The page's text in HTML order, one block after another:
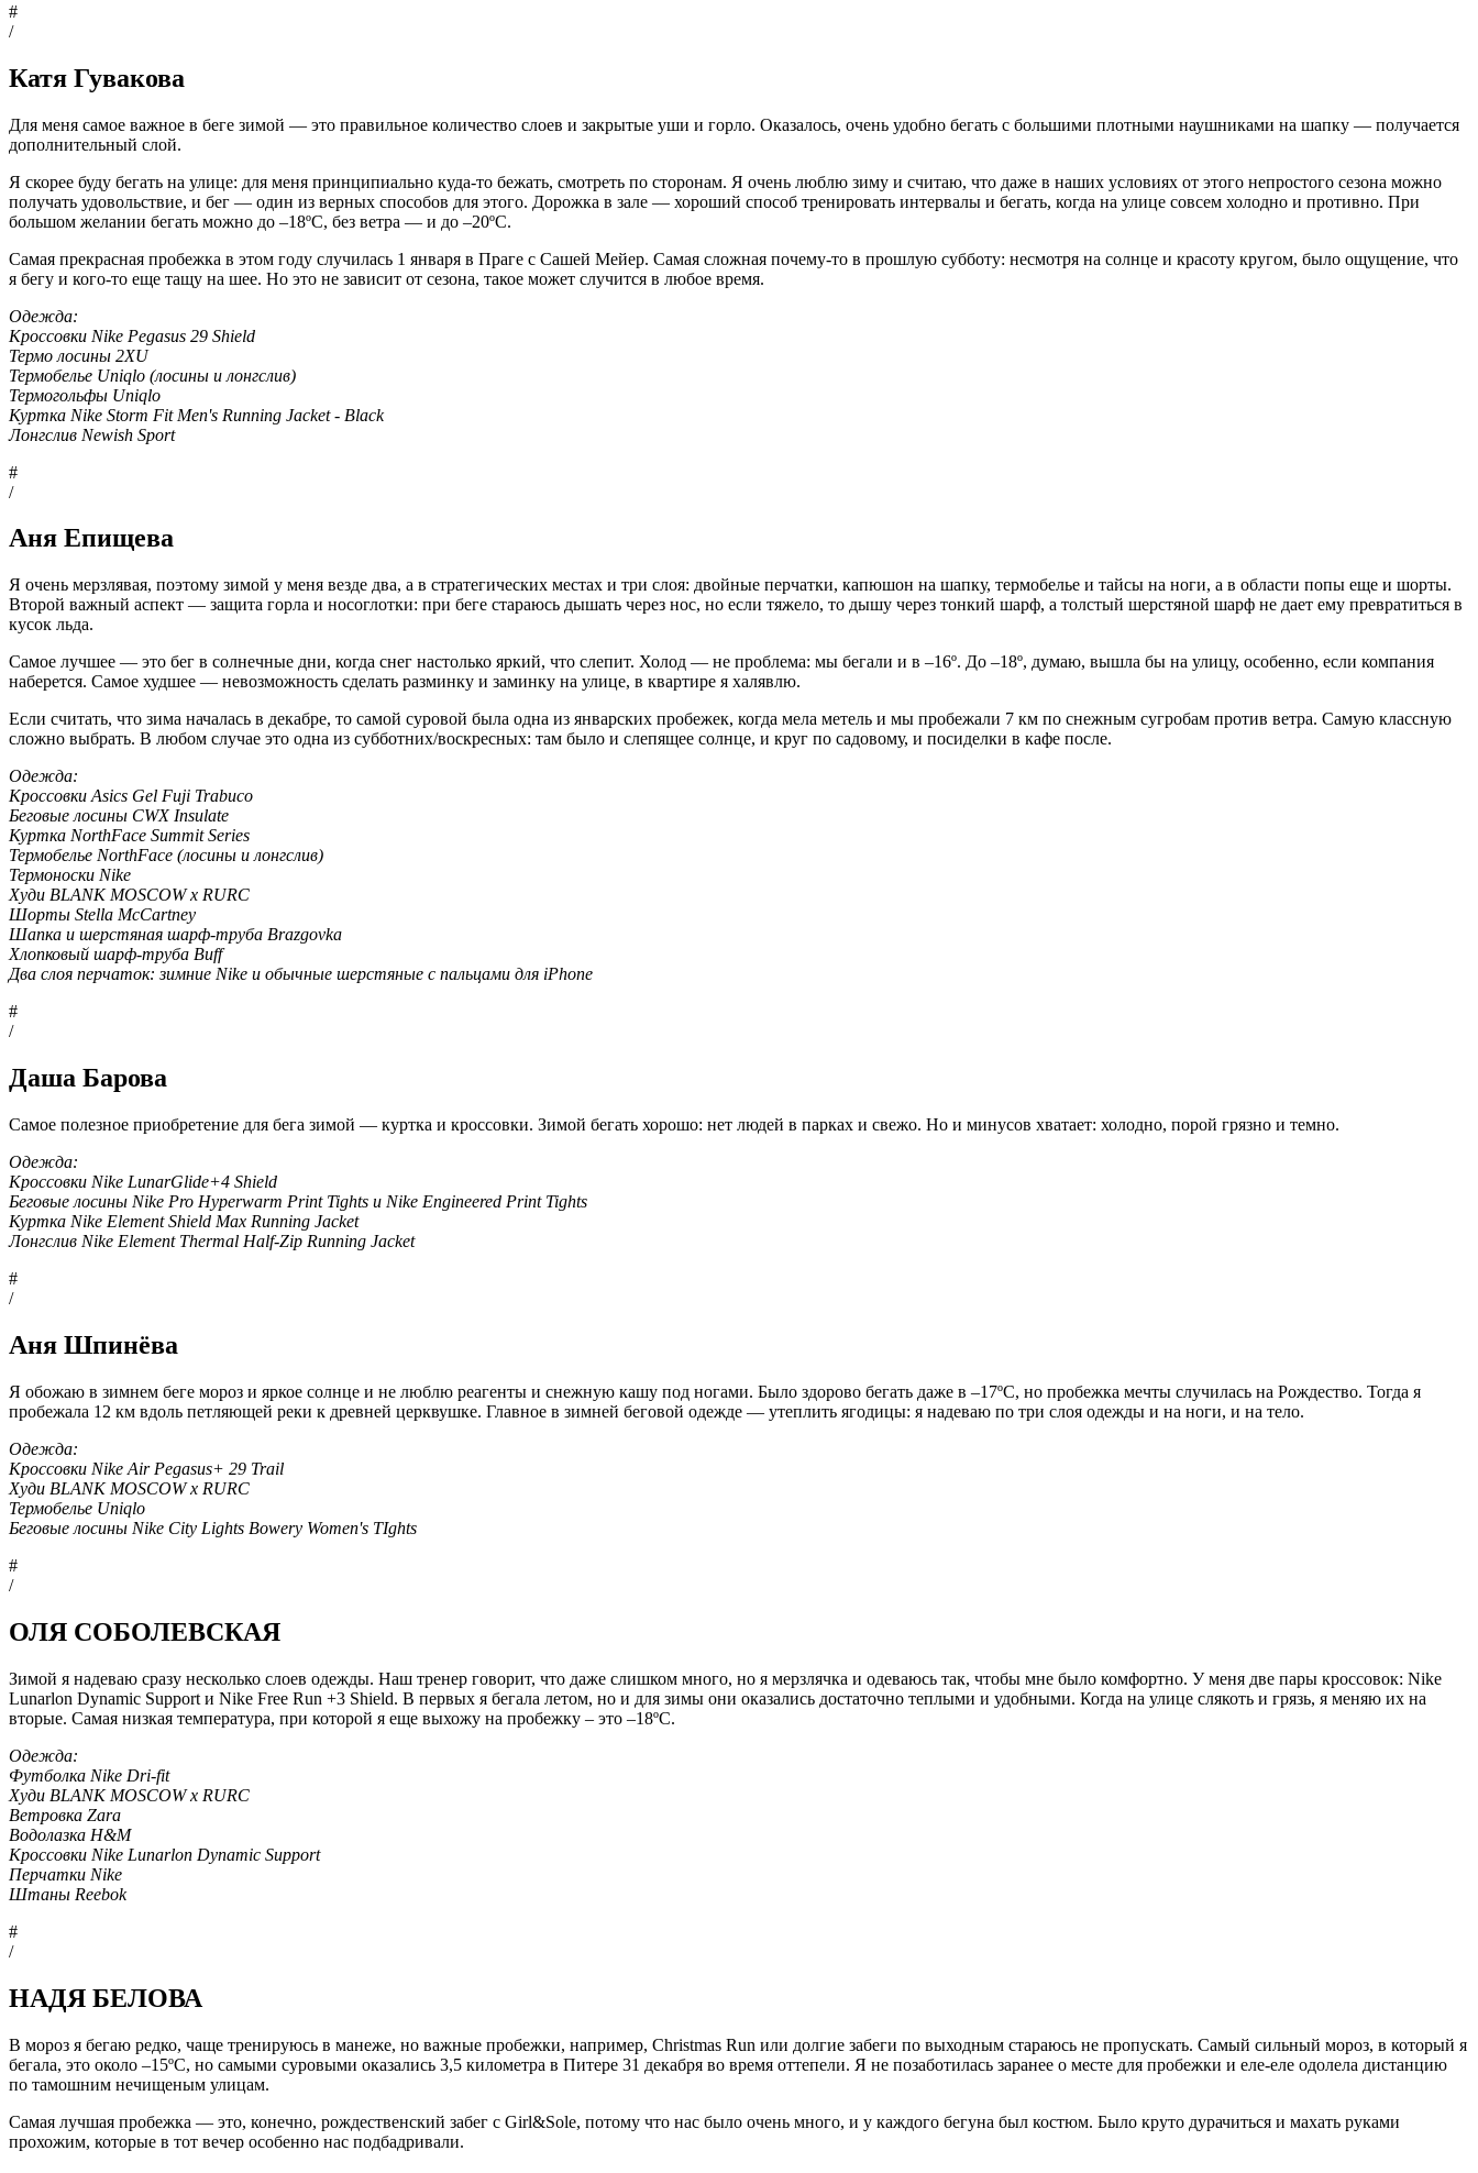
#
/
Катя Гувакова
Для меня самое важное в беге зимой — это правильное количество слоев и закрытые уши и горло. Оказалось, очень удобно бегать с большими плотными наушниками на шапку — получается
дополнительный слой.
Я скорее буду бегать на улице: для меня принципиально куда-то бежать, смотреть по сторонам. Я очень люблю зиму и считаю, что даже в наших условиях от этого непростого сезона можно
получать удовольствие, и бег — один из верных способов для этого. Дорожка в зале — хороший способ тренировать интервалы и бегать, когда на улице совсем холодно и противно. При
большом желании бегать можно до –18ºC, без ветра — и до –20ºC.
Самая прекрасная пробежка в этом году случилась 1 января в Праге с Сашей Мейер. Самая сложная почему-то в прошлую субботу: несмотря на солнце и красоту кругом, было ощущение, что
я бегу и кого-то еще тащу на шее. Но это не зависит от сезона, такое может случится в любое время.
Одежда:
Кроссовки Nike Pegasus 29 Shield
Термо лосины 2XU
Термобелье Uniqlo (лосины и лонгслив)
Термогольфы Uniqlo
Куртка Nike Storm Fit Men's Running Jacket - Black
Лонгслив Newish Sport
#
/
Аня Епищева
Я очень мерзлявая, поэтому зимой у меня везде два, а в стратегических местах и три слоя: двойные перчатки, капюшон на шапку, термобелье и тайсы на ноги, а в области попы еще и шорты.
Второй важный аспект — защита горла и носоглотки: при беге стараюсь дышать через нос, но если тяжело, то дышу через тонкий шарф, а толстый шерстяной шарф не дает ему превратиться в
кусок льда.
Самое лучшее — это бег в солнечные дни, когда снег настолько яркий, что слепит. Холод — не проблема: мы бегали и в –16º. До –18º, думаю, вышла бы на улицу, особенно, если компания
наберется. Самое худшее — невозможность сделать разминку и заминку на улице, в квартире я халявлю.
Если считать, что зима началась в декабре, то самой суровой была одна из январских пробежек, когда мела метель и мы пробежали 7 км по снежным сугробам против ветра. Самую классную
сложно выбрать. В любом случае это одна из субботних/воскресных: там было и слепящее солнце, и круг по садовому, и посиделки в кафе после.
Одежда:
Кроссовки Asics Gel Fuji Trabuco
Беговые лосины CWX Insulate
Куртка NorthFace Summit Series
Термобелье NorthFace (лосины и лонгслив)
Термоноски Nike
Худи BLANK MOSCOW x RURC
Шорты Stella McCartney
Шапка и шерстяная шарф-труба Brazgovka
Хлопковый шарф-труба Buff
Два слоя перчаток: зимние Nike и обычные шерстяные с пальцами для iPhone
#
/
Даша Барова
Самое полезное приобретение для бега зимой — куртка и кроссовки. Зимой бегать хорошо: нет людей в парках и свежо. Но и минусов хватает: холодно, порой грязно и темно.
Одежда:
Кроссовки Nike LunarGlide+4 Shield
Беговые лосины Nike Pro Hyperwarm Print Tights и Nike Engineered Print Tights
Куртка Nike Element Shield Max Running Jacket
Лонгслив Nike Element Thermal Half-Zip Running Jacket
#
/
Аня Шпинёва
Я обожаю в зимнем беге мороз и яркое солнце и не люблю реагенты и снежную кашу под ногами. Было здорово бегать даже в –17ºC, но пробежка мечты случилась на Рождество. Тогда я
пробежала 12 км вдоль петляющей реки к древней церквушке. Главное в зимней беговой одежде — утеплить ягодицы: я надеваю по три слоя одежды и на ноги, и на тело.
Одежда:
Кроссовки Nike Air Pegasus+ 29 Trail
Худи BLANK MOSCOW x RURC
Термобелье Uniqlo
Беговые лосины Nike City Lights Bowery Women's TIghts
#
/
ОЛЯ СОБОЛЕВСКАЯ
Зимой я надеваю сразу несколько слоев одежды. Наш тренер говорит, что даже слишком много, но я мерзлячка и одеваюсь так, чтобы мне было комфортно. У меня две пары кроссовок: Nike
Lunarlon Dynamic Support и Nike Free Run +3 Shield. В первых я бегала летом, но и для зимы они оказались достаточно теплыми и удобными. Когда на улице слякоть и грязь, я меняю их на
вторые. Самая низкая температура, при которой я еще выхожу на пробежку – это –18ºC.
Одежда:
Футболка Nike Dri-fit
Худи BLANK MOSCOW x RURC
Ветровка Zara
Водолазка H&M
Кроссовки Nike Lunarlon Dynamic Support
Перчатки Nike
Штаны Reebok
#
/
НАДЯ БЕЛОВА
В мороз я бегаю редко, чаще тренируюсь в манеже, но важные пробежки, например, Christmas Run или долгие забеги по выходным стараюсь не пропускать. Самый сильный мороз, в который я
бегала, это около –15ºC, но самыми суровыми оказались 3,5 километра в Питере 31 декабря во время оттепели. Я не позаботилась заранее о месте для пробежки и еле-еле одолела дистанцию
по тамошним нечищеным улицам.
Самая лучшая пробежка — это, конечно, рождественский забег с Girl&Sole, потому что нас было очень много, и у каждого бегуна был костюм. Было круто дурачиться и махать руками
прохожим, которые в тот вечер особенно нас подбадривали.